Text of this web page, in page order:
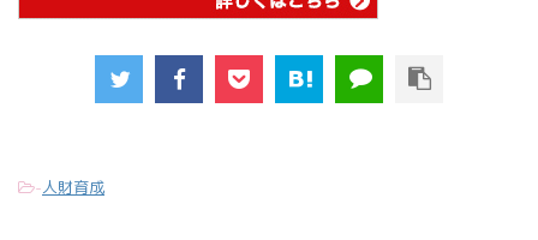
-人財育成